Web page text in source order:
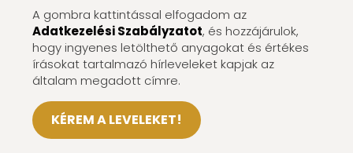
A gombra kattintással elfogadom az
Adatkezelési Szabályzatot, és hozzájárulok,
hogy ingyenes letölthető anyagokat és értékes
írásokat tartalmazó hírleveleket kapjak az
általam megadott címre.
KÉREM A LEVELEKET!